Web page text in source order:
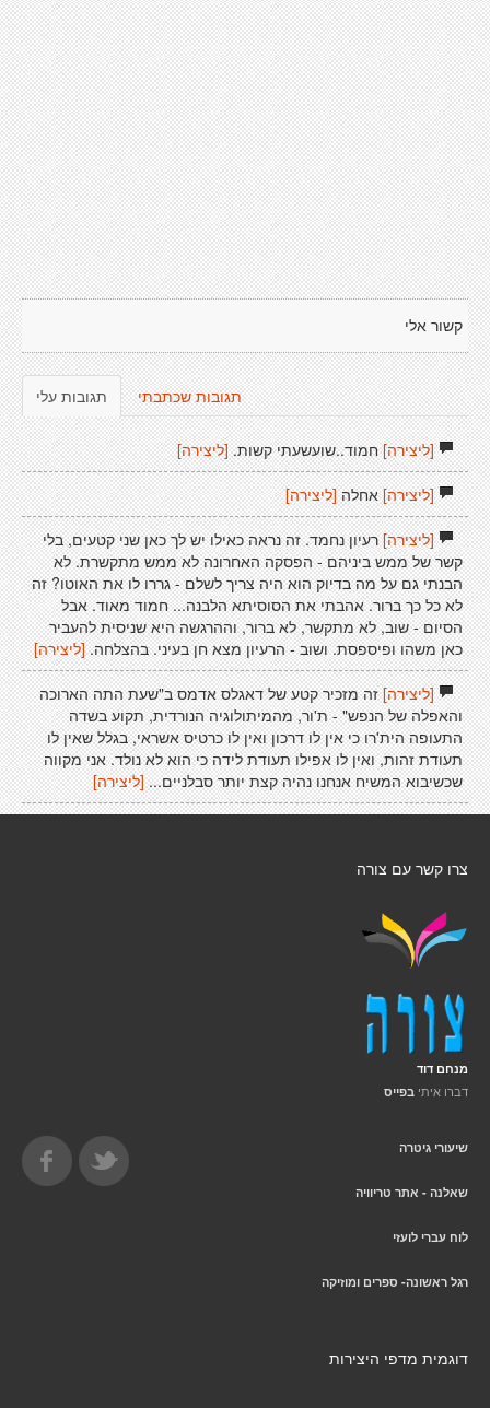
קשור אלי
תגובות עלי תגובות שכתבתי
[ליצירה]חמוד..שועשעתי קשות. [ליצירה]
[ליצירה]אחלה[ליצירה]
[ליצירה]רעיון נחמד. זה נראה כאילו יש לך כאן שני קטעים, בלי
קשר של ממש ביניהם - הפסקה האחרונה לא ממש מתקשרת. לא
הבנתי גם על מה בדיוק הוא היה צריך לשלם - גררו לו את האוטו? זה
לא כל כך ברור. אהבתי את הסוסיתא הלבנה... חמוד מאוד. אבל
הסיום - שוב, לא מתקשר, לא ברור, וההרגשה היא שניסית להעביר
כאן משהו ופיספסת. ושוב - הרעיון מצא חן בעיני. בהצלחה. [ליצירה]
[ליצירה]זה מזכיר קטע של דאגלס אדמס ב"שעת התה הארוכה
והאפלה של הנפש" - ת'ור, מהמיתולוגיה הנורדית, תקוע בשדה
התעופה הית'רו כי אין לו דרכון ואין לו כרטיס אשראי, בגלל שאין לו
תעודת זהות, ואין לו אפילו תעודת לידה כי הוא לא נולד. אני מקווה
שכשיבוא המשיח אנחנו נהיה קצת יותר סבלניים... [ליצירה]
צרו קשר עם צורה
מנחם דוד
דברו איתי בפייס
שיעורי גיטרה
שאלנה - אתר טריוויה
לוח עברי לועזי
רגל ראשונה- ספרים ומוזיקה
דוגמית מדפי היצירות